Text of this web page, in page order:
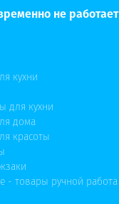
не работает
кухни
для кухни
дома
красоты
- товары ручной работа